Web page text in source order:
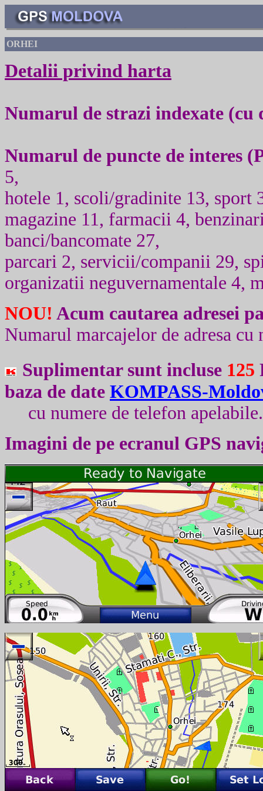
ORHEI
Detalii privind harta
Numarul de strazi indexate
Numarul de puncte de interes (
5,
hotele 1, scoli/gradinite 13, sport
magazine 11, farmacii 4,
banci/bancomate 27,
parcari 2, servicii/companii 29,
organizatii neguvernamentale 4,
NOU! Acum cautarea adresei
Numarul marcajelor de adresa cu
Suplimentar sunt incluse 125
baza de date KOMPASS-
cu numere de telefon apelabile
Imagini de pe ecranul GPS